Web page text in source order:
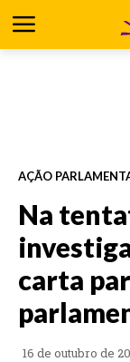
AÇÃO
Na
carta
16 de outubro de